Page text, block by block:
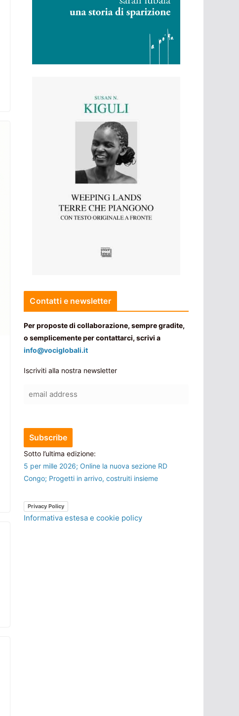
Contatti e newsletter
Per proposte di collaborazione, sempre gradite,
o semplicemente per contattarci, scrivi a
info@vociglobali.it
Iscriviti alla nostra newsletter
Sotto l’ultima edizione:
5 per mille 2026; Online la nuova sezione RD
Congo; Progetti in arrivo, costruiti insieme
Privacy Policy
Informativa estesa e cookie policy